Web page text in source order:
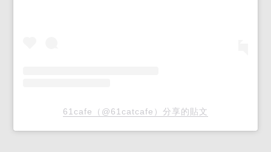
61cafe（@61catcafe）分享的貼文